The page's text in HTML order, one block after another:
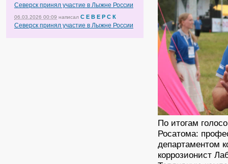
Северск принял участие в Лыжне России
06.03.2026 00:09 написал С Е В Е Р С К
Северск принял участие в Лыжне России
По итогам
Росатома:
департаментом
коррозионист